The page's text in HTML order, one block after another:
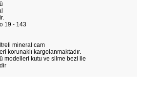
19 - 143
mineral cam
korunaklı kargolanmaktadır.
modelleri kutu ve silme bezi ile